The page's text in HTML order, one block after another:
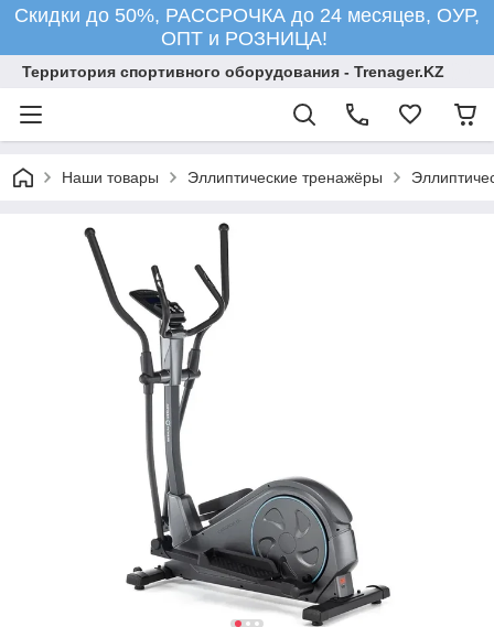
Скидки до 50%, РАССРОЧКА до 24 месяцев, ОУР,
ОПТ и РОЗНИЦА!
Территория спортивного оборудования - Trenager.KZ
Наши товары Эллиптические тренажёры